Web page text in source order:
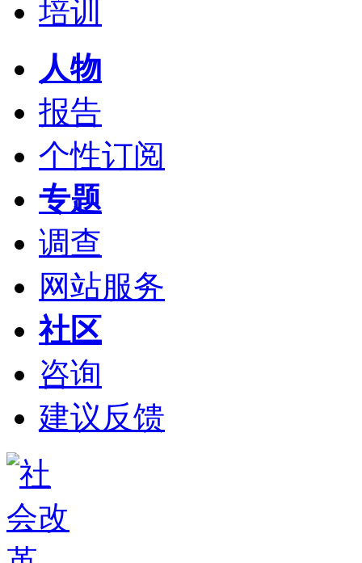
培训
人物
报告
个性订阅
专题
调查
网站服务
社区
咨询
建议反馈